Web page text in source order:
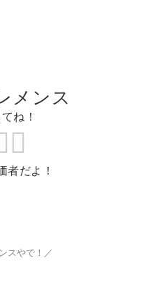
メンス
ね！
者だよ！
スやで！／